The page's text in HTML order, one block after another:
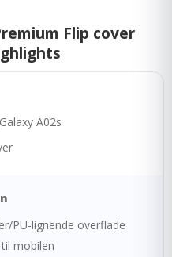
Flip cover
A02s
PU-lignende overflade
mobilen